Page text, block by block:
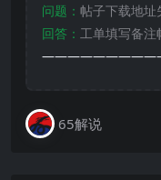
问题： 帖子下载地址
回答： 工单填写备注
65解说